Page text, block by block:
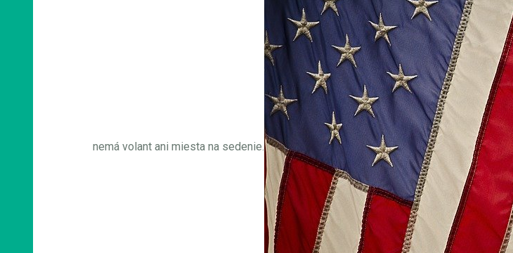
nemá volant ani miesta na sedenie.